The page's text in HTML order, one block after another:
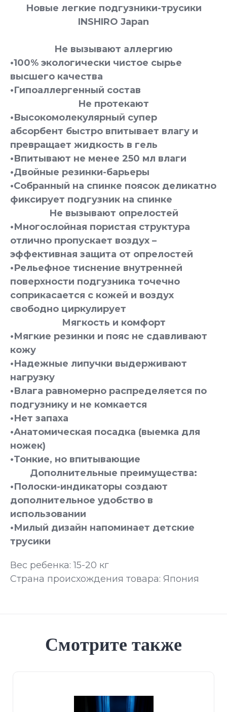
Новые легкие подгузники-трусики
INSHIRO Japan
Не вызывают аллергию
•100% экологически чистое сырье
высшего качества
•Гипоаллергенный состав
Не протекают
•Высокомолекулярный супер
абсорбент быстро впитывает влагу и
превращает жидкость в гель
•Впитывают не менее 250 мл влаги
•Двойные резинки-барьеры
•Собранный на спинке поясок деликатно
фиксирует подгузник на спинке
Не вызывают опрелостей
•Многослойная пористая структура
отлично пропускает воздух –
эффективная защита от опрелостей
•Рельефное тиснение внутренней
поверхности подгузника точечно
соприкасается с кожей и воздух
свободно циркулирует
Мягкость и комфорт
•Мягкие резинки и пояс не сдавливают
кожу
•Надежные липучки выдерживают
нагрузку
•Влага равномерно распределяется по
подгузнику и не комкается
•Нет запаха
•Анатомическая посадка (выемка для
ножек)
•Тонкие, но впитывающие
Дополнительные преимущества:
•Полоски-индикаторы создают
дополнительное удобство в
использовании
•Милый дизайн напоминает детские
трусики
Вес ребенка: 15-20 кг
Страна происхождения товара: Япония
Смотрите также